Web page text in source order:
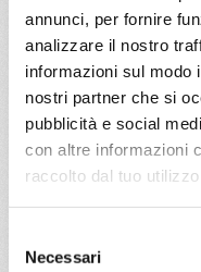
annunci, per fornire
analizzare il nostro
informazioni sul modo
nostri partner che si
pubblicità e social
con altre informazioni
raccolto dal tuo
delNecessari
Genova, La Spezia,
19/09/2027
€ 525